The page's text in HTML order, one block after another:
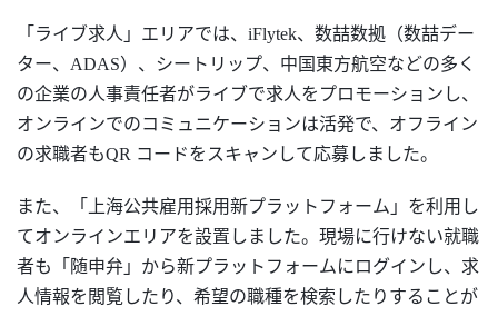
「ライブ求人」エリアでは、 iFlytek、数喆数拠（数喆デー
ター、 ADAS）、シートリップ、中国東方航空などの多く
の企業の人事責任者がライブで求人をプロモーションし、
オンラインでのコミュニケーションは活発で、オフライン
の求職者もQR コードをスキャンして応募しました。
また、「上海公共雇用採用新プラットフォーム」を利用し
てオンラインエリアを設置しました。現場に行けない就職
者も「随申弁」から新プラットフォームにログインし、求
人情報を閲覧したり、希望の職種を検索したりすることが